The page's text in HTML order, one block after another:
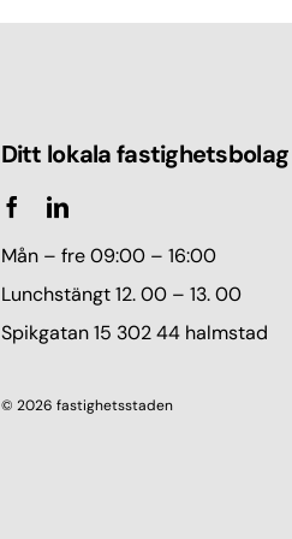
Ditt lokala fastighetsbolag
Mån – fre 09:00 – 16:00
Lunchstängt 12. 00 – 13. 00
Spikgatan 15 302 44 halmstad
© 2026 fastighetsstaden